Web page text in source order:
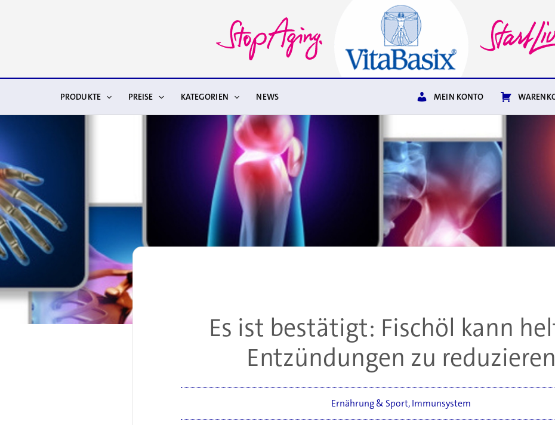
PRODUKTE PREISE KATEGORIEN NEWS MEIN KONTO
Es ist bestätigt: Fischöl kann
Entzündungen zu reduzieren
Ernährung & Sport, Immunsystem